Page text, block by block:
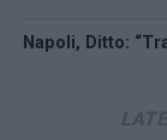
Napoli, Ditto: